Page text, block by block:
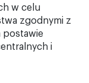
w celu
zgodnymi z
postawie
i